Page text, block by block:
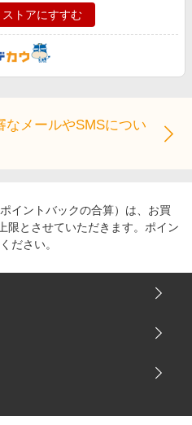
ストアにすすむ
なメールやSMSについ
イントバックの合算）は、お買
限とさせていただきます。ポイン
ださい。